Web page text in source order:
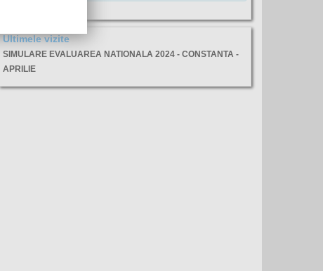
Ultimele vizite
SIMULARE EVALUAREA NATIONALA 2024 - CONSTANTA -
APRILIE